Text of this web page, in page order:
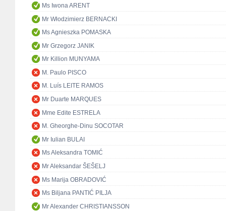
Ms Iwona ARENT
Mr Włodzimierz BERNACKI
Ms Agnieszka POMASKA
Mr Grzegorz JANIK
Mr Killion MUNYAMA
M. Paulo PISCO
M. Luís LEITE RAMOS
Mr Duarte MARQUES
Mme Edite ESTRELA
M. Gheorghe-Dinu SOCOTAR
Mr Iulian BULAI
Ms Aleksandra TOMIĆ
Mr Aleksandar ŠEŠELJ
Ms Marija OBRADOVIĆ
Ms Biljana PANTIĆ PILJA
Mr Alexander CHRISTIANSSON